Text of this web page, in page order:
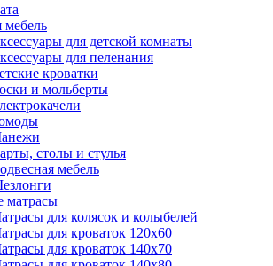
мебель
для детской комнаты
для пеленания
кроватки
и мольберты
столы и стулья
мебель
матрасы
для колясок и колыбелей
для кроваток 120х60
для кроваток 140х70